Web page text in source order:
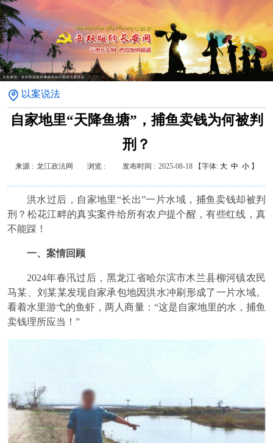
以案说法
自家地里“天降鱼塘”，捕鱼卖钱为何被判
刑？
来源 : 龙江政法网 浏览 : 发布时间 : 2025-08-18【字体: 大 中 小 】
洪水过后，自家地里“长出”一片水域，捕鱼卖钱却被判
刑？松花江畔的真实案件给所有农户提个醒，有些红线，真
不能踩！
一、案情回顾
2024年春汛过后，黑龙江省哈尔滨市木兰县柳河镇农民
马某、刘某某发现自家承包地因洪水冲刷形成了一片水域。
看着水里游弋的鱼虾，两人商量：“这是自家地里的水，捕鱼
卖钱理所应当！”